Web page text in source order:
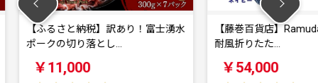
り！富士湧水
【藤巻百貨店】Ramuda 晴雨兼用
耐風折りたた…
【2026